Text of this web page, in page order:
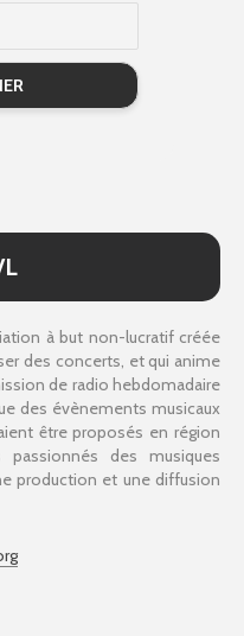
à but non-lucratif créée
des concerts, et qui anime
de radio hebdomadaire
des évènements musicaux
être proposés en région
passionnés des musiques
production et une diffusion